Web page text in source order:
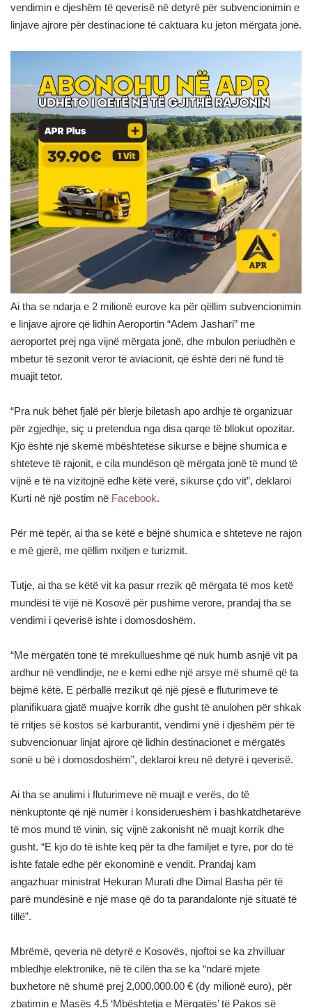
vendimin e djeshëm të qeverisë në detyrë për subvencionimin e
linjave ajrore për destinacione të caktuara ku jeton mërgata jonë.
Ai tha se ndarja e 2 milionë eurove ka për qëllim subvencionimin
e linjave ajrore që lidhin Aeroportin “Adem Jashari” me
aeroportet prej nga vijnë mërgata jonë, dhe mbulon periudhën e
mbetur të sezonit veror të aviacionit, që është deri në fund të
muajit tetor.
“Pra nuk bëhet fjalë për blerje biletash apo ardhje të organizuar
për zgjedhje, siç u pretendua nga disa qarqe të bllokut opozitar.
Kjo është një skemë mbështetëse sikurse e bëjnë shumica e
shteteve të rajonit, e cila mundëson që mërgata jonë të mund të
vijnë e të na vizitojnë edhe këtë verë, sikurse çdo vit”, deklaroi
Kurti në një postim në Facebook.
Për më tepër, ai tha se këtë e bëjnë shumica e shteteve ne rajon
e më gjerë, me qëllim nxitjen e turizmit.
Tutje, ai tha se këtë vit ka pasur rrezik që mërgata të mos ketë
mundësi të vijë në Kosovë për pushime verore, prandaj tha se
vendimi i qeverisë ishte i domosdoshëm.
“Me mërgatën tonë të mrekullueshme që nuk humb asnjë vit pa
ardhur në vendlindje, ne e kemi edhe një arsye më shumë që ta
bëjmë këtë. E përballë rrezikut që një pjesë e fluturimeve të
planifikuara gjatë muajve korrik dhe gusht të anulohen për shkak
të rritjes së kostos së karburantit, vendimi ynë i djeshëm për të
subvencionuar linjat ajrore që lidhin destinacionet e mërgatës
sonë u bë i domosdoshëm”, deklaroi kreu në detyrë i qeverisë.
Ai tha se anulimi i fluturimeve në muajt e verës, do të
nënkuptonte që një numër i konsiderueshëm i bashkatdhetarëve
të mos mund të vinin, siç vijnë zakonisht në muajt korrik dhe
gusht. “E kjo do të ishte keq për ta dhe familjet e tyre, por do të
ishte fatale edhe për ekonominë e vendit. Prandaj kam
angazhuar ministrat Hekuran Murati dhe Dimal Basha për të
parë mundësinë e një mase që do ta parandalonte një situatë të
tillë”.
Mbrëmë, qeveria në detyrë e Kosovës, njoftoi se ka zhvilluar
mbledhje elektronike, në të cilën tha se ka “ndarë mjete
buxhetore në shumë prej 2,000,000.00 € (dy milionë euro), për
zbatimin e Masës 4.5 ‘Mbështetja e Mërgatës’ të Pakos së